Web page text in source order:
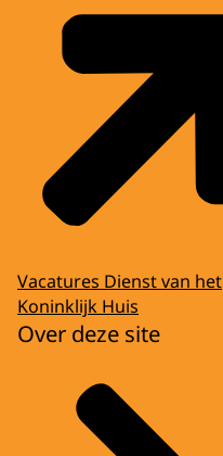
Vacatures Dienst van het
Koninklijk Huis
Over deze site